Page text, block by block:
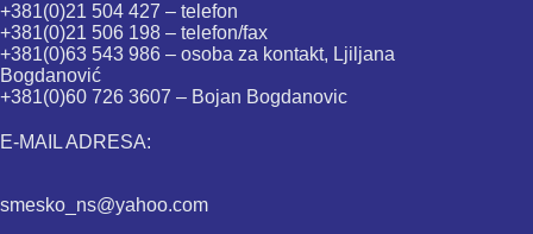
+381(0)21 504 427 – telefon
+381(0)21 506 198 – telefon/fax
+381(0)63 543 986 – osoba za kontakt, Ljiljana
Bogdanović
+381(0)60 726 3607 – Bojan Bogdanovic
E-MAIL ADRESA:
smesko_ns@yahoo.com